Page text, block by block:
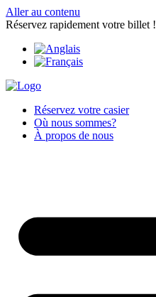
Aller au contenu
Réservez rapidement votre billet !
Réservez votre casier
Où nous sommes?
À propos de nous